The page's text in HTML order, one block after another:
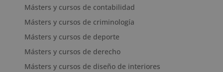
Másters y cursos de contabilidad
Másters y cursos de criminología
Másters y cursos de deporte
Másters y cursos de derecho
Másters y cursos de diseño de interiores